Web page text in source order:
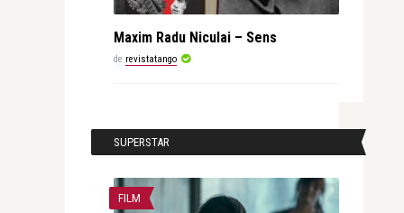
Maxim Radu Niculai – Sens
de revistatango
SUPERSTAR
FILM